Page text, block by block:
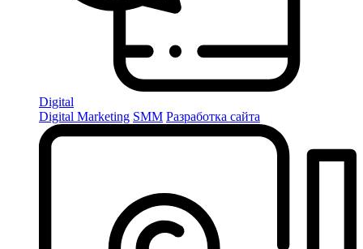
Digital
Digital Marketing SMM Разработка сайта